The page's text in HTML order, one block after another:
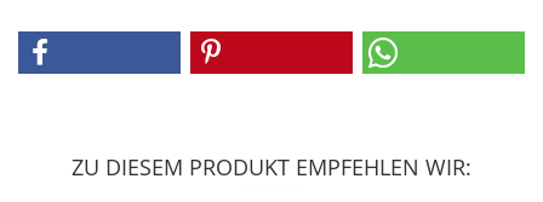
ZU DIESEM PRODUKT EMPFEHLEN WIR: